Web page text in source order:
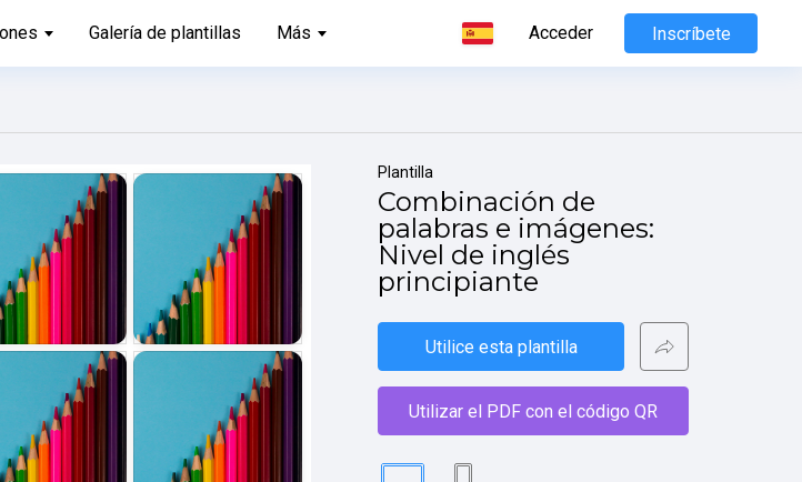
Galería de plantillas Más Acceder Inscríbete
Plantilla
Combinación de
palabras e imágenes:
Nivel de inglés
principiante
Utilice esta plantilla
Utilizar el PDF con el código QR